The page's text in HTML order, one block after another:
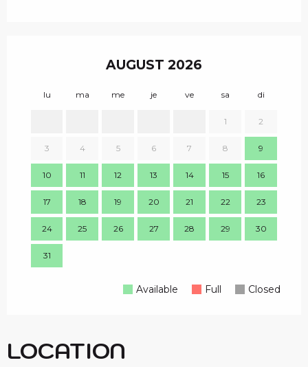
AUGUST 2026
lu ma me je ve sa di
1 2
3 4 5 6 7 8 9
10 11 12 13 14 15 16
17 18 19 20 21 22 23
24 25 26 27 28 29 30
31
Available Full Closed
LOCATION